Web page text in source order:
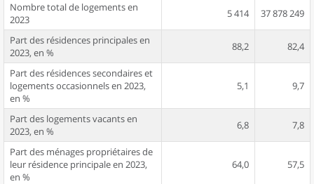
Nombre total de logements en
2023
5 414 37 878 249
Part des résidences principales en
2023, en %
88,2 82,4
Part des résidences secondaires et
logements occasionnels en 2023,
en %
5,1 9,7
Part des logements vacants en
2023, en %
6,8 7,8
Part des ménages propriétaires de
leur résidence principale en 2023,
en %
64,0 57,5